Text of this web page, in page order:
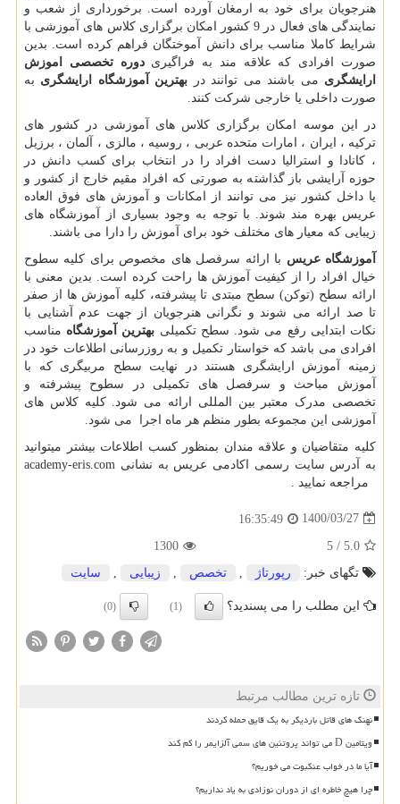
هنرجویان برای خود به ارمغان آورده است. برخورداری از شعب و
نمایندگی های فعال در 9 کشور امکان برگزاری کلاس های آموزشی با
شرایط کاملا مناسب برای دانش آموختگان فراهم کرده است. بدین
صورت افرادی که علاقه مند به فراگیریدوره تخصصی اموزش
ارایشگری می باشند می توانند در بهترین آموزشگاه ارایشگری به
صورت داخلی یا خارجی شرکت کنند.
در این موسه امکان برگزاری کلاس های آموزشی در کشور های
ترکیه ، ایران ، امارات متحده عربی ، روسیه ، مالزی ، آلمان ، برزیل
، کانادا و استرالیا دست افراد را در انتخاب برای کسب دانش در
حوزه آرایشی باز گذاشته به صورتی که افراد مقیم خارج از کشور و
یا داخل کشور نیز می توانند از امکانات و آموزش های فوق العاده
عریس بهره مند شوند. با توجه به وجود بسیاری از آموزشگاه های
زیبایی که معیار های مختلف خود برای آموزش را دارا می باشند.
آموزشگاه عریس با ارائه سرفصل های مخصوص برای کلیه سطوح
خیال افراد را از کیفیت آموزش ها راحت کرده است. بدین معنی با
ارائه سطح (توکن) سطح مبتدی تا پیشرفته، کلیه آموزش ها از صفر
تا صد ارائه می شوند و نگرانی هنرجویان از جهت عدم آشنایی با
نکات ابتدایی رفع می شود. سطح تکمیلی بهترین آموزشگاه مناسب
افرادی می باشد که خواستار تکمیل و به روزرسانی اطلاعات خود در
زمینه آموزش ارایشگری هستند در نهایت سطح مربیگری که با
آموزش مباحث و سرفصل های تکمیلی در سطوح پیشرفته و
تخصصی مدرک معتبر بین المللی ارائه می شود. کلیه کلاس های
آموزشی این مجموعه بطور منظم هر ماه اجرا می شود.
کلیه متقاضیان و علاقه مندان بمنظور کسب اطلاعات بیشتر میتوانید
به آدرس سایت رسمی اکادمی عریس به نشانی academy-eris.com
مراجعه نمایید .
1400/03/27
16:35:49
5.0
/
5
1300
تگهای خبر:
رپورتاژ تخصص زیبایی سایت
این مطلب را می پسندید؟ (1)
(0)
تازه ترین مطالب مرتبط
نهنگ های قاتل باردیگر به یک قایق حمله کردند
ویتامین D می تواند پروتئین های سمی آلزایمر را کم کند
آیا ما در خواب عنکبوت می خوریم؟
چرا هیچ خاطره ای از دوران نوزادی به یاد نداریم؟